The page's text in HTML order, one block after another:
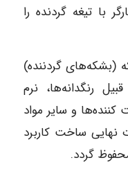
با تیغه گردنده را
که (بشکه‌های گردننده)
رنگدانه‌ها، نرم
کننده‌ها و سایر مواد
نهایی ساخت کاربرد
گردد.